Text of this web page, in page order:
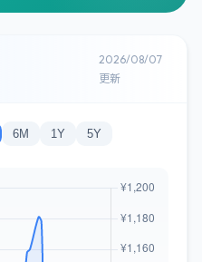
2026/08/07
更新
6M 1Y 5Y